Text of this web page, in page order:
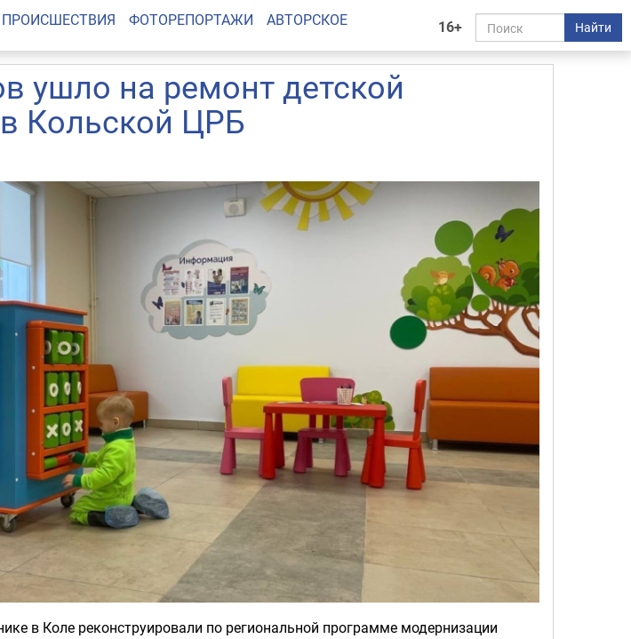
16+ Найти
ПРОИСШЕСТВИЯ ФОТОРЕПОРТАЖИ АВТОРСКОЕ
ушло на ремонт детской
Кольской ЦРБ
в Коле реконструировали по региональной программе модернизации